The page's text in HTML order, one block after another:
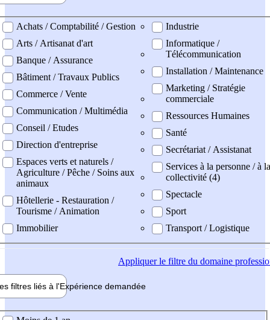
professionel
Achats / Comptabilité / Gestion
Arts / Artisanat d'art
Banque / Assurance
Bâtiment / Travaux Publics
Commerce / Vente
Communication / Multimédia
Conseil / Etudes
Direction d'entreprise
Espaces verts et naturels /
Agriculture / Pêche / Soins aux
animaux
Hôtellerie - Restauration /
Tourisme / Animation
Immobilier
Industrie
Informatique /
Télécommunication
Installation / Maintenance
Marketing / Stratégie
commerciale
Ressources Humaines
Santé
Secrétariat / Assistanat
Services à la personne / à la
collectivité (4)
Spectacle
Sport
Transport / Logistique
Appliquerle filtre du domaine
filtres liés à l'Expérience demandée